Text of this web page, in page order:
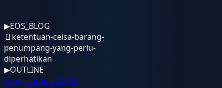
▶EOS_BLOG
📄 ketentuan-ceisa-barang-
penumpang-yang-perlu-
diperhatikan
▶OUTLINE
Fungsi utama CEISA